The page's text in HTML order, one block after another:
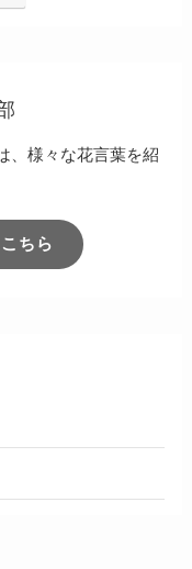
、様々な花言葉を紹
ちら